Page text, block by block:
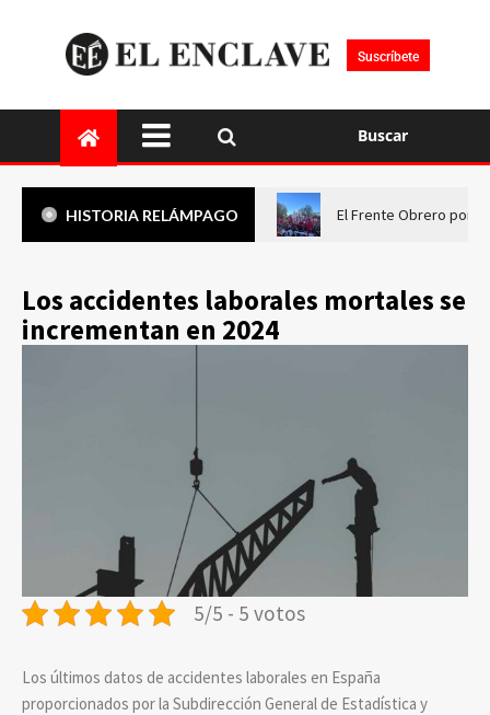
Suscríbete
Buscar
HISTORIA RELÁMPAGO El Frente Obrero pone
Los accidentes laborales mortales se
incrementan en 2024
5/5 - 5 votos
Los últimos datos de accidentes laborales en España
proporcionados por la Subdirección General de Estadística y